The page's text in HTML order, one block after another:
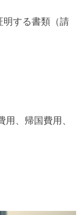
明する書類（請
用、帰国費用、